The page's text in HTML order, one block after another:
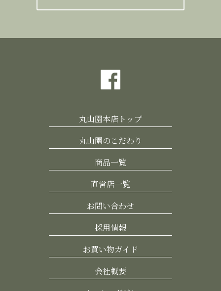
丸山園本店トップ
丸山園のこだわり
商品一覧
直営店一覧
お問い合わせ
採用情報
お買い物ガイド
会社概要